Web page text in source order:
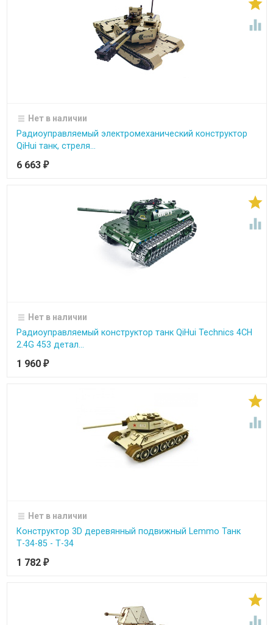

Нет в наличии
Радиоуправляемый электромеханический конструктор
QiHui танк, стреля...
6 663 ₽


Нет в наличии
Радиоуправляемый конструктор танк QiHui Technics 4CH
2.4G 453 детал...
1 960 ₽


Нет в наличии
Конструктор 3D деревянный подвижный Lemmo Танк
Т-34-85 - Т-34
1 782 ₽

